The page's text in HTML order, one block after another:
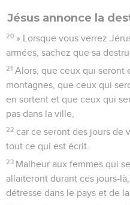
Jésus annonce la
20 » Lorsque vous verrez
armées, sachez que sa
21 Alors, que ceux qui seront
montagnes, que ceux qui
en sortent et que ceux qui
pas dans la ville,
22 car ce seront des jours de
tout ce qui est écrit.
23 Malheur aux femmes qui
allaiteront durant ces jours-
détresse dans le pays et de